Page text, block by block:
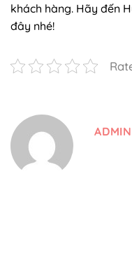
khách hàng. Hãy đến
đây nhé!